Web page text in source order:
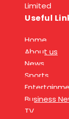
Limited
Useful
Home
About us
News
Sports
Business
TV